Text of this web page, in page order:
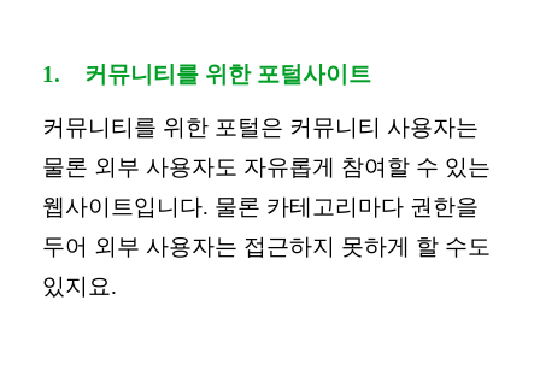
1. 커뮤니티를 위한 포털사이트
커뮤니티를 위한 포털은 커뮤니티 사용자는
물론 외부 사용자도 자유롭게 참여할 수 있는
웹사이트입니다. 물론 카테고리마다 권한을
두어 외부 사용자는 접근하지 못하게 할 수도
있지요.